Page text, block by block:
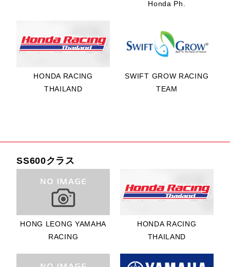
TATARA Aprilia
13位
MUHAMMAD
ZAIDI選
手/IDEMITSU
THAILAND
RACING TEAM
3位 THANAT
LAOONGPLIO
Honda Ph.
HONDA RACING
THAILAND
SWIFT GROW RACING
TEAM
SS600クラス
HONG LEONG YAMAHA
RACING
HONDA RACING
THAILAND